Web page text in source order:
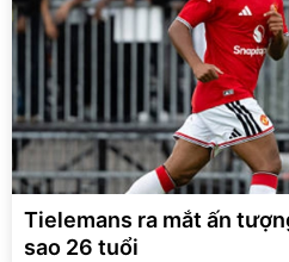
Tielemans ra mắt ấn
sao 26 tuổi